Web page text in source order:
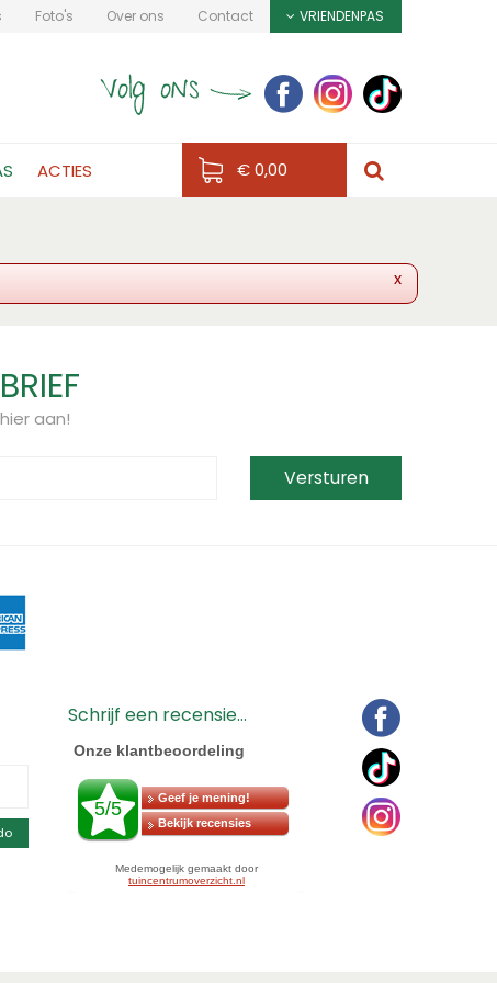
Foto's Over ons Contact VRIENDENPAS
ACTIES € 0,00
x
aan!
Schrijf een recensie...